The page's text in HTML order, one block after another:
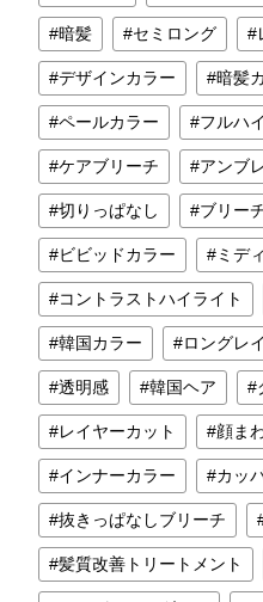
暗髪 セミロング
デザインカラー 暗髪
ペールカラー フルハ
ケアブリーチ アンブ
切りっぱなし ブリー
ビビッドカラー ミデ
コントラストハイライト
韓国カラー ロングレ
透明感 韓国ヘア
レイヤーカット 顔ま
インナーカラー カッ
抜きっぱなしブリーチ
髪質改善トリートメント